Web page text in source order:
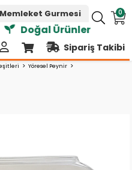
0
Memleket Gurmesi
Doğal Ürünler
Sipariş Takibi
Yöresel Peynir